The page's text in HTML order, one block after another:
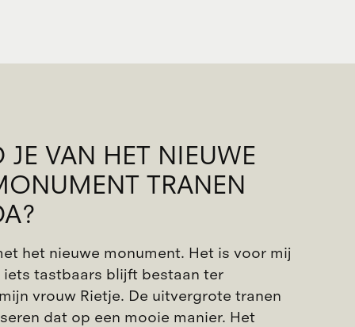
JE VAN HET NIEUWE
TRANEN
het nieuwe monument. Het is voor mij
tastbaars blijft bestaan ter
vrouw Rietje. De uitvergrote tranen
dat op een mooie manier. Het